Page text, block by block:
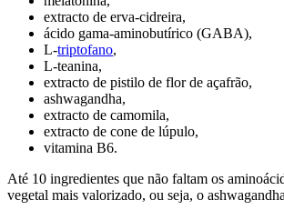
extracto de erva-cidreira,
ácido gama-aminobutírico (GABA),
L-triptofano,
L-teanina,
extracto de pistilo de flor de açafrão,
ashwagandha,
extracto de camomila,
extracto de cone de lúpulo,
vitamina B6.
Até 10 ingredientes que não faltam os
vegetal mais valorizado, ou seja, o